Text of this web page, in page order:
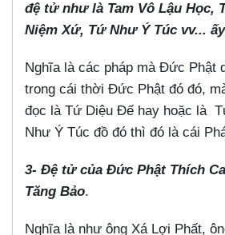
đệ tử như là Tam Vô Lậu Học,
Niệm Xứ, Tứ Như Ý Túc vv...
Nghĩa là các pháp mà Đức Phật
trong cái thời Đức Phật đó đó,
đọc là Tứ Diệu Đế hay hoặc là
Như Ý Túc đồ đó thì đó là cái
3- Đệ tử của Đức Phật Thích
Tăng Bảo.
Nghĩa là như ông Xá Lợi Phất,